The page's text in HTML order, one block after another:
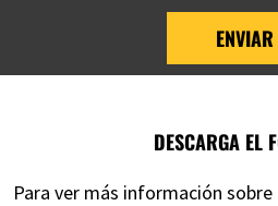
ENVIAR
DESCARGA EL
Para ver más información